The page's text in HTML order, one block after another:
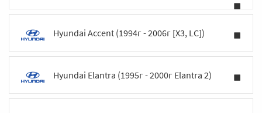
Hyundai Accent (1994г - 2006г [X3, LC])
Hyundai Elantra (1995г - 2000г Elantra 2)